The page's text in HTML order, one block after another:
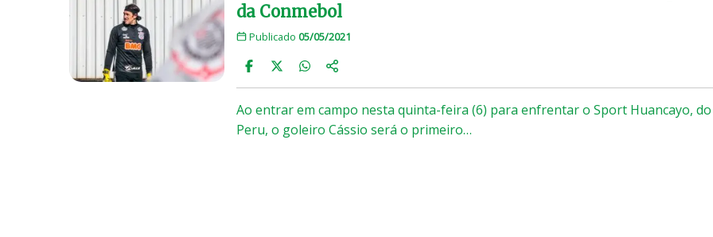
da Conmebol
Publicado 05/05/2021
Ao entrar em campo nesta quinta-feira (6) para enfrentar o Sport Huancayo, do
Peru, o goleiro Cássio será o primeiro…